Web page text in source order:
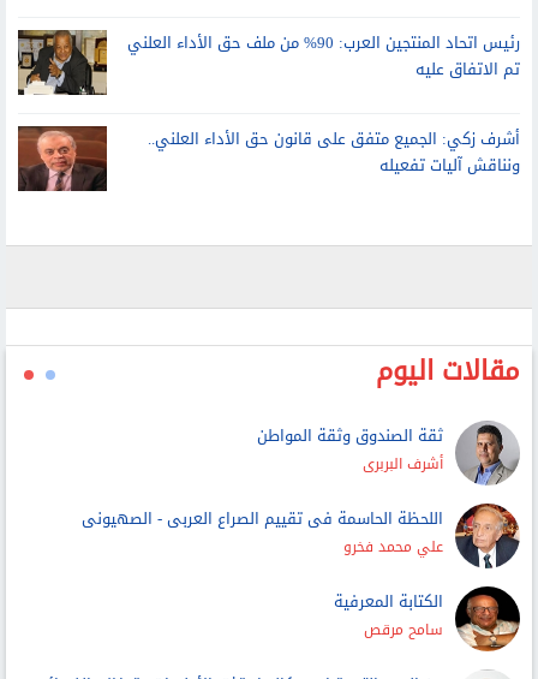
رئيس اتحاد المنتجين العرب: 90% من ملف حق الأداء العلني
تم الاتفاق عليه
أشرف زكي: الجميع متفق على قانون حق الأداء العلني..
ونناقش آليات تفعيله
مقالات اليوم
ثقة الصندوق وثقة المواطن
أشرف البربرى
اللحظة الحاسمة فى تقييم الصراع العربى - الصهيونى
علي محمد فخرو
الكتابة المعرفية
سامح مرقص